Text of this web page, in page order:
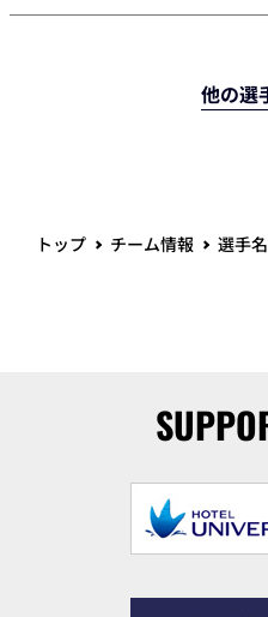
トップ チーム情報 選手